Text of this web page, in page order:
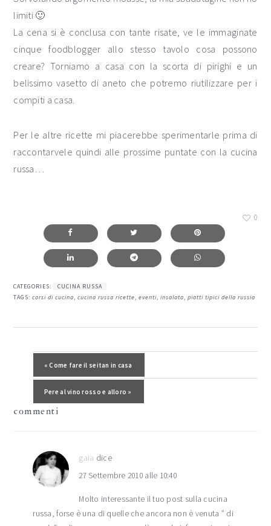
limiti 🙂
La cena si è conclusa con tante risate, ve le immaginate
cinque foodblogger allo stesso tavolo cosa possono
creare? Torniamo a casa con la scorta di pirighi e un
belissimo vasetto di aneto che potremo riutilizzare per i
compiti a casa.
Per le altre ricette mi piacerebbe sperimentarle prima di
raccontarvele quindi alle prossime puntate con la cucina
russa…
0
CATEGORIES:
CUCINA RUSSA
TAGS:corsi di cucina,cucina russa ricette,eventi,insalata,piatti tipici della russia
Post precedente:
« Come fare il seitan in casa
Post successivo:
Pere al vino rosso e alloro »
lettore
commenti
gaia dice
27 Settembre 2010 alle 10:40
Molto interessante il tuo post sulla cucina
russa, forse è una di quelle che ancora non è venuta ” di